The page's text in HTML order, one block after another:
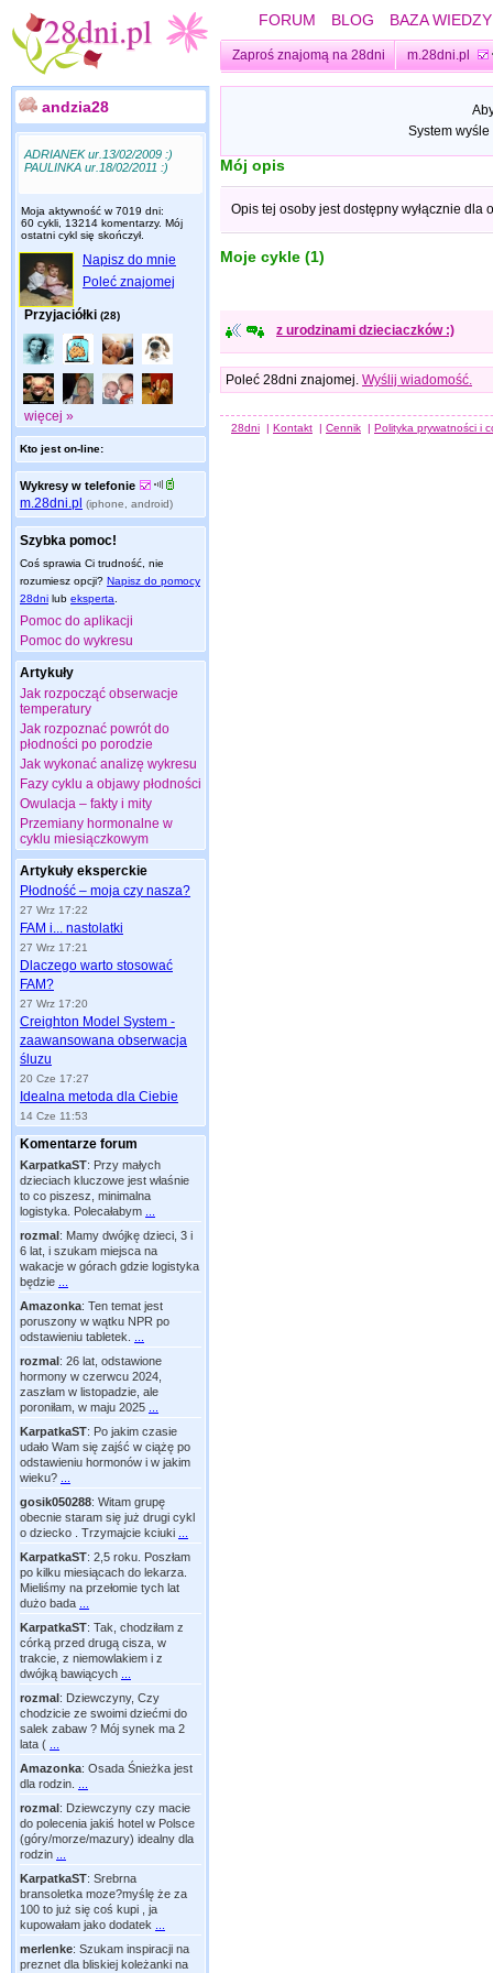
FORUM BLOG BAZA WIEDZY
Zaproś znajomą na 28dni m.28dni.pl
andzia28
ADRIANEK ur.13/02/2009 :)
PAULINKA ur.18/02/2011 :)
Moja aktywność w 7019 dni:
60 cykli, 13214 komentarzy. Mój
ostatni cykl się skończył.
Napisz do mnie
Poleć znajomej
Przyjaciółki (28)
więcej »
Kto jest on-line:
Wykresy w telefonie
m.28dni.pl (iphone, android)
Szybka pomoc!
Coś sprawia Ci trudność, nie
rozumiesz opcji? Napisz do pomocy
28dni lub eksperta
Pomoc do aplikacji
Pomoc do wykresu
Artykuły
Jak rozpocząć obserwacje
temperatury
Jak rozpoznać powrót do
płodności po porodzie
Jak wykonać analizę wykresu
Fazy cyklu a objawy płodności
Owulacja – fakty i mity
Przemiany hormonalne w
cyklu miesiączkowym
Artykuły eksperckie
Płodność – moja czy nasza?
27 Wrz 17:22
FAM i... nastolatki
27 Wrz 17:21
Dlaczego warto stosować
FAM?
27 Wrz 17:20
Creighton Model System -
zaawansowana obserwacja
śluzu
20 Cze 17:27
Idealna metoda dla Ciebie
14 Cze 11:53
Komentarze forum
KarpatkaST: Przy małych
dzieciach kluczowe jest właśnie
to co piszesz, minimalna
logistyka. Polecałabym
rozmal: Mamy dwójkę dzieci, 3 i
6 lat, i szukam miejsca na
wakacje w górach gdzie logistyka
będzie
Amazonka: Ten temat jest
poruszony w wątku NPR po
odstawieniu tabletek.
rozmal: 26 lat, odstawione
hormony w czerwcu 2024,
zaszłam w listopadzie, ale
poroniłam, w maju 2025
KarpatkaST: Po jakim czasie
udało Wam się zajść w ciążę po
odstawieniu hormonów i w jakim
wieku?
gosik050288: Witam grupę
obecnie staram się już drugi cykl
o dziecko . Trzymajcie kciuki
KarpatkaST: 2,5 roku. Poszłam
po kilku miesiącach do lekarza.
Mieliśmy na przełomie tych lat
dużo bada
KarpatkaST: Tak, chodziłam z
córką przed drugą cisza, w
trakcie, z niemowlakiem i z
dwójką bawiących
rozmal: Dziewczyny, Czy
chodzicie ze swoimi dziećmi do
salek zabaw ? Mój synek ma 2
lata (
Amazonka: Osada Śnieżka jest
dla rodzin.
rozmal: Dziewczyny czy macie
do polecenia jakiś hotel w Polsce
(góry/morze/mazury) idealny dla
rodzin
KarpatkaST: Srebrna
bransoletka moze?myślę że za
100 to już się coś kupi , ja
kupowałam jako dodatek
merlenke: Szukam inspiracji na
preznet dla bliskiej koleżanki na
System
Mój opis
Opis tej osoby jest dostępny wyłącznie dla
Moje cykle (1)
z urodzinami dzieciaczków :)
Poleć 28dni znajomej. Wyślij wiadomość.
28dni | Kontakt | Cennik | Polityka prywatności i